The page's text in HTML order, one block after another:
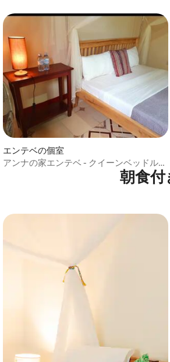
エンテベの個室
アンナの家エンテベ - クイーンベッドルー
朝食付
、5つ星中4.67つ星の平均評価